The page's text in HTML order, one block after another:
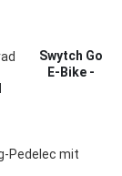
Swytch Go
E-Bike -